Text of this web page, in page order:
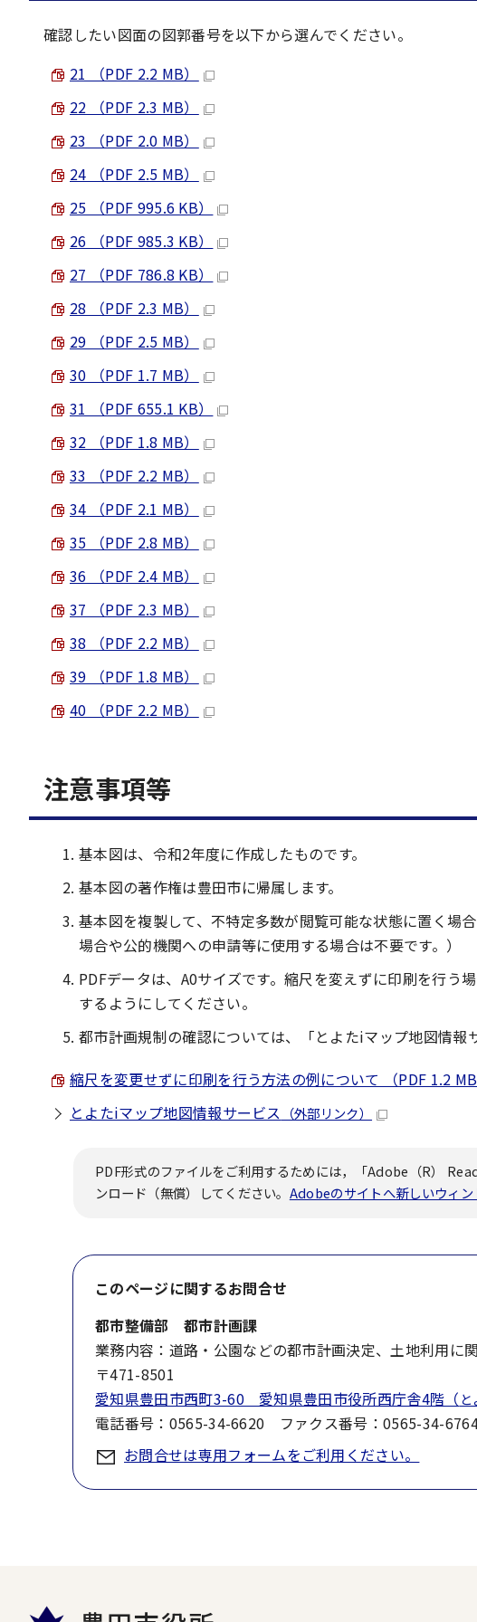
確認したい図面の図郭番号を以下から選んでください。
21 （PDF 2.2 MB）
22 （PDF 2.3 MB）
23 （PDF 2.0 MB）
24 （PDF 2.5 MB）
25 （PDF 995.6 KB）
26 （PDF 985.3 KB）
27 （PDF 786.8 KB）
28 （PDF 2.3 MB）
29 （PDF 2.5 MB）
30 （PDF 1.7 MB）
31 （PDF 655.1 KB）
32 （PDF 1.8 MB）
33 （PDF 2.2 MB）
34 （PDF 2.1 MB）
35 （PDF 2.8 MB）
36 （PDF 2.4 MB）
37 （PDF 2.3 MB）
38 （PDF 2.2 MB）
39 （PDF 1.8 MB）
40 （PDF 2.2 MB）
注意事項等
基本図は、令和2年度に作成したものです。
基本図の著作権は豊田市に帰属します。
基本図を複製して、不特定多数が閲覧可能な状態に置く場
場合や公的機関への申請等に使用する場合は不要です。）
PDFデータは、A0サイズです。縮尺を変えずに印刷を行う
するようにしてください。
都市計画規制の確認については、「とよたiマップ地図情報
縮尺を変更せずに印刷を行う方法の例について （PDF 1.2 MB
とよたiマップ地図情報サービス （外部リンク）
PDF形式のファイルをご利用するためには，「Adobe（R）
ンロード（無償）してください。 Adobeのサイトへ新しいウィン
このページに関するお問合せ
都市整備部 都市計画課
業務内容：道路・公園などの都市計画決定、土地利用に
〒471-8501
愛知県豊田市西町3-60 愛知県豊田市役所西庁舎4階（
電話番号：0565-34-6620 ファクス番号：0565-34-
お問合せは専用フォームをご利用ください。